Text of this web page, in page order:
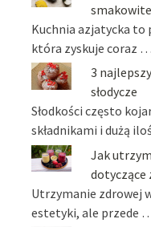
Kuchnia azjatycka to
która zyskuje coraz …
3
słodycze
Słodkości często
składnikami i dużą
Jak
dotyczące
Utrzymanie zdrowej
estetyki, ale przede